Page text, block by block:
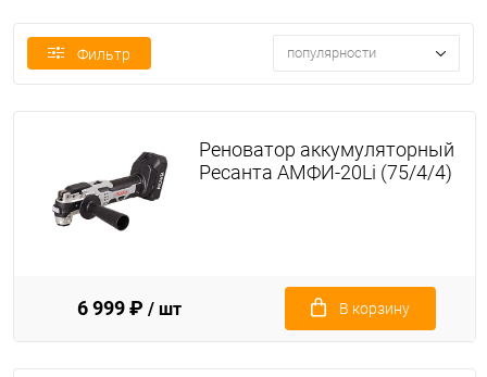
Фильтр популярности
Реноватор аккумуляторный
Ресанта АМФИ-20Li (75/4/4)
6 999 ₽ / шт В корзину